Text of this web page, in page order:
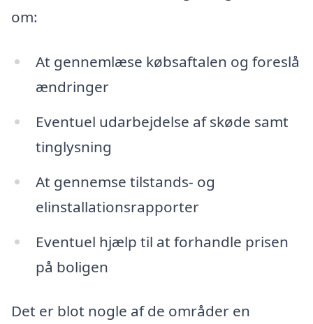
om:
At gennemlæse købsaftalen og foreslå
ændringer
Eventuel udarbejdelse af skøde samt
tinglysning
At gennemse tilstands- og
elinstallationsrapporter
Eventuel hjælp til at forhandle prisen
på boligen
Det er blot nogle af de områder en